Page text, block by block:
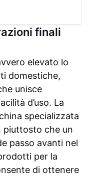
finali
elevato lo
domestiche,
unisce
d’uso. La
specializzata
piuttosto che un
passo avanti nel
per la
di ottenere